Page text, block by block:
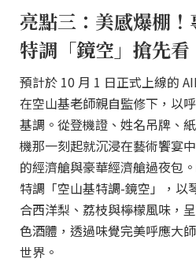
亮點三：美感爆棚
特調「鏡空」搶先看
預計於 10 月 1 日正式上線的
在空山基老師親自監修下，以
基調。從登機證、姓名吊牌、
機那一刻起就沉浸在藝術饗宴
的經濟艙與豪華經濟艙過夜包
特調「空山基特調-鏡空」，以
合西洋梨、荔枝與檸檬風味，
色酒體，透過味覺完美呼應大
世界。